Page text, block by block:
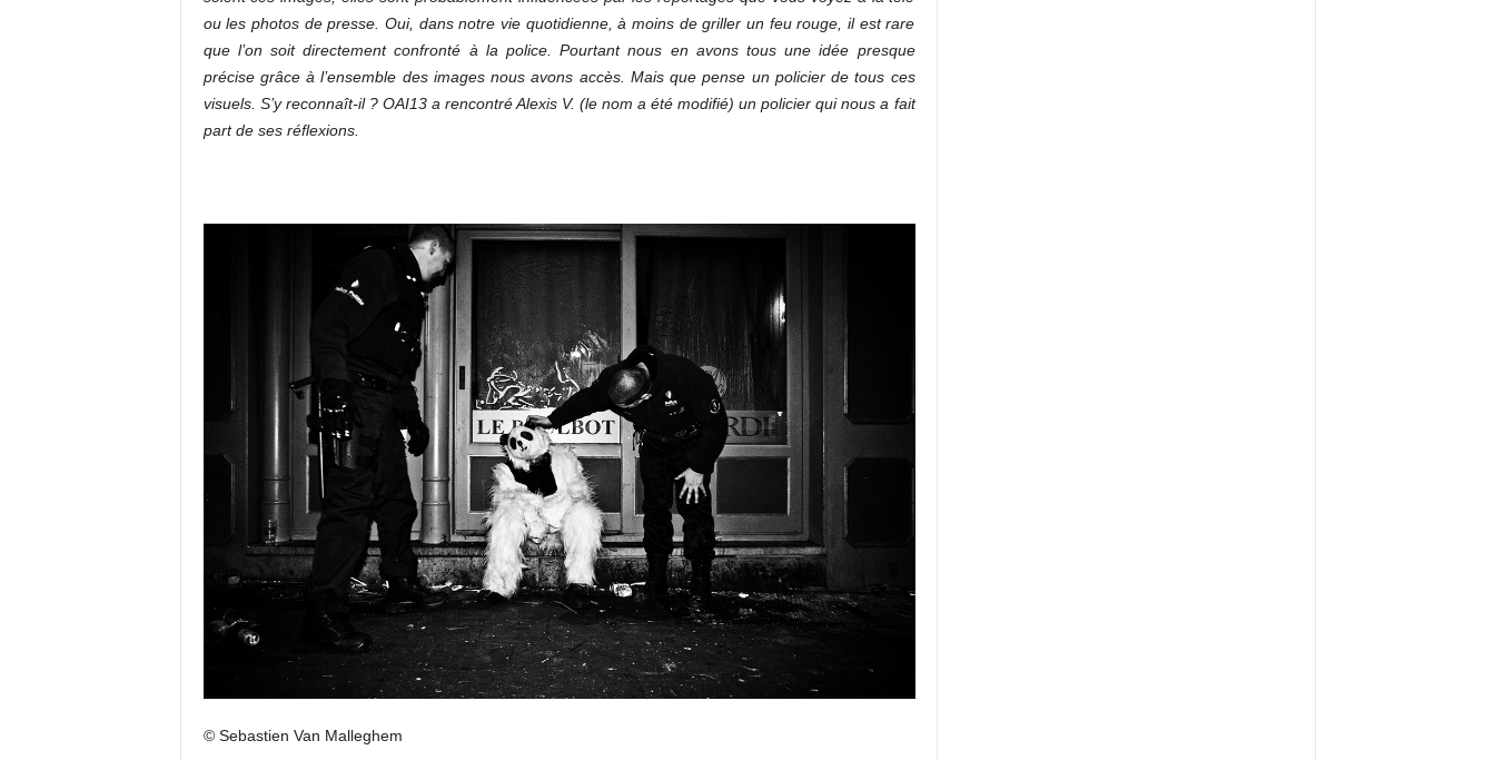
ou les photos de presse. Oui, dans notre vie quotidienne, à moins de griller un feu rouge, il est rare
que l’on soit directement confronté à la police. Pourtant nous en avons tous une idée presque
précise grâce à l’ensemble des images nous avons accès. Mais que pense un policier de tous ces
visuels. S’y reconnaît-il ? OAI13 a rencontré Alexis V. (le nom a été modifié) un policier qui nous a fait
part de ses réflexions.
© Sebastien Van Malleghem